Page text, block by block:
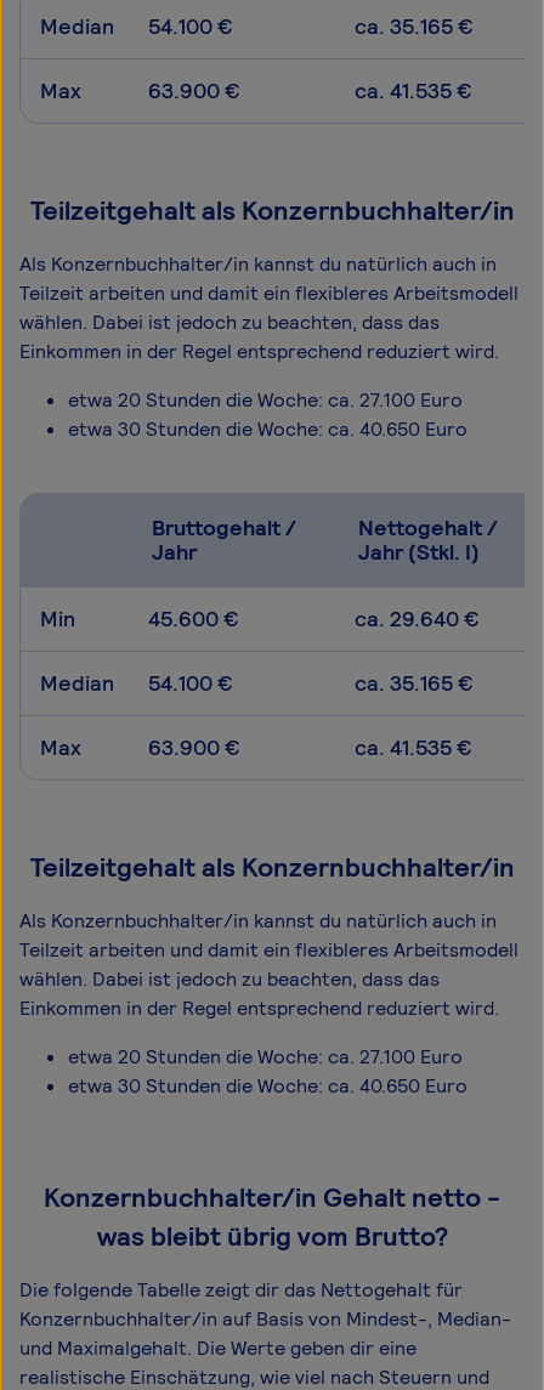
Median 54.100 € ca. 35.165 €
Max 63.900 € ca. 41.535 €
Teilzeitgehalt als Konzernbuchhalter/in
Als Konzernbuchhalter/in kannst du natürlich auch in
Teilzeit arbeiten und damit ein flexibleres Arbeitsmodell
wählen. Dabei ist jedoch zu beachten, dass das
Einkommen in der Regel entsprechend reduziert wird.
etwa 20 Stunden die Woche: ca. 27.100 Euro
etwa 30 Stunden die Woche: ca. 40.650 Euro
Bruttogehalt /
Jahr
Nettogehalt /
Jahr (Stkl. I)
Min 45.600 € ca. 29.640 €
Median 54.100 € ca. 35.165 €
Max 63.900 € ca. 41.535 €
Teilzeitgehalt als Konzernbuchhalter/in
Als Konzernbuchhalter/in kannst du natürlich auch in
Teilzeit arbeiten und damit ein flexibleres Arbeitsmodell
wählen. Dabei ist jedoch zu beachten, dass das
Einkommen in der Regel entsprechend reduziert wird.
etwa 20 Stunden die Woche: ca. 27.100 Euro
etwa 30 Stunden die Woche: ca. 40.650 Euro
Konzernbuchhalter/in Gehalt netto -
was bleibt übrig vom Brutto?
Die folgende Tabelle zeigt dir das Netto­gehalt für
Konzernbuchhalter/in auf Basis von Mindest-, Median-
und Maximal­gehalt. Die Werte geben dir eine
realistische Einschätzung, wie viel nach Steuern und